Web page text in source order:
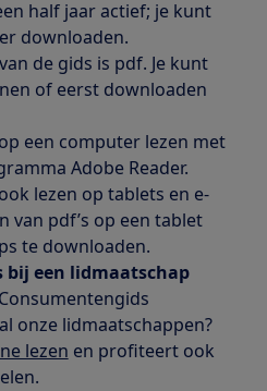
half jaar actief; je kunt
downloaden.
de gids is pdf. Je kunt
of eerst downloaden
een computer lezen met
Adobe Reader.
lezen op tablets en e-
van pdf’s op een tablet
te downloaden.
bij een lidmaatschap
onze lidmaatschappen?
lezen en profiteert ook